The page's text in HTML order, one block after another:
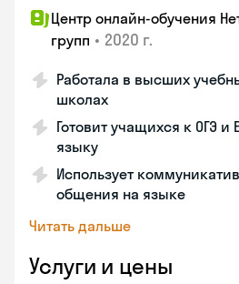
Центр онлайн-обучения
групп • 2020 г.
Работала в высших
школах
Готовит учащихся к ОГЭ и
языку
Использует
общения на языке
Читать дальше
Услуги и цены